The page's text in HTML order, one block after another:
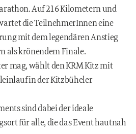
Auf 216 Kilometern und
die TeilnehmerInnen eine
mit dem legendären Anstieg
als krönendem Finale.
mag, wählt den KRM Kitz mit
in der Kitzbüheler
sind dabei der ideale
für alle, die das Event hautnah